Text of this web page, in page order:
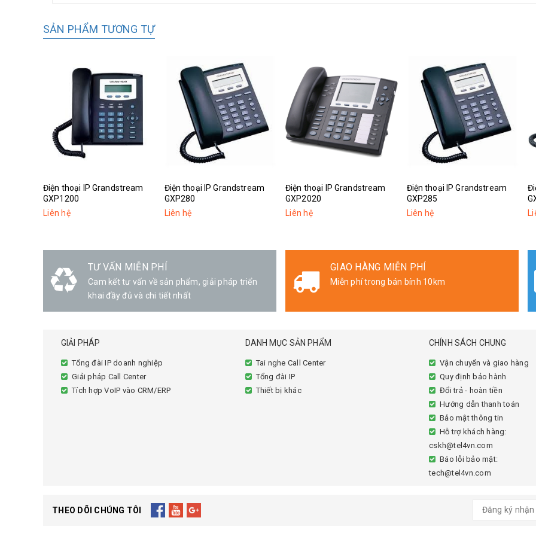
SẢN PHẨM TƯƠNG TỰ
Điện thoại IP Grandstream
GXP1200
Liên hệ
Điện thoại IP Grandstream
GXP280
Liên hệ
Điện thoại IP Grandstream
GXP2020
Liên hệ
Điện thoại IP Grandstream
GXP285
Liên hệ
TƯ VẤN MIỄN PHÍ
Cam kết tư vấn về sản phẩm, giải pháp triển
khai đầy đủ và chi tiết nhất
GIAO HÀNG MIỄN PHÍ
Miễn phí trong bán bính 10km
GIẢI PHÁP
Tổng đài IP doanh nghiệp
Giải pháp Call Center
Tích hợp VoIP vào CRM/ERP
DANH MỤC SẢN PHẨM
Tai nghe Call Center
Tổng đài IP
Thiết bị khác
CHÍNH SÁCH CHUNG
Vận chuyển và giao hàng
Quy định bảo hành
Đổi trả - hoàn tiền
Hướng dẫn thanh toán
Bảo mật thông tin
Hỗ trợ khách hàng:
cskh@tel4vn.com
Báo lỗi bảo mật:
tech@tel4vn.com
THEO DÕI CHÚNG TÔI